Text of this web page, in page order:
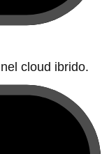
cloud ibrido.